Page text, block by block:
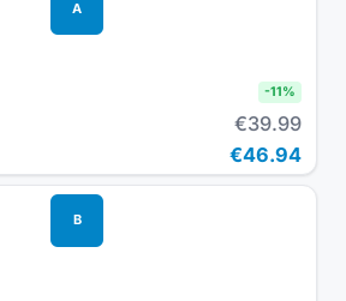
A
-11%
€39.99
€46.94
B